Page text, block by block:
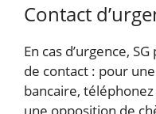
Contact
En cas d’urgence,
de contact : pour
bancaire,